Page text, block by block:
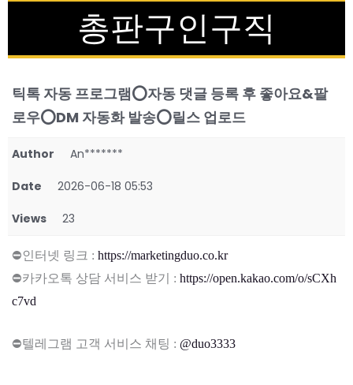
총판구인구직
틱톡 자동 프로그램⭕자동 댓글 등록 후 좋아요&팔
로우⭕DM 자동화 발송⭕릴스 업로드
Author An*******
Date 2026-06-18 05:53
Views 23
⛔인터넷 링크 : https://marketingduo.co.kr
⛔카카오톡 상담 서비스 받기 : https://open.kakao.com/o/sCXh
c7vd
⛔텔레그램 고객 서비스 채팅 : @duo3333